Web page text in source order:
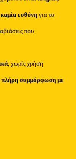
ευθύνη για το
που
, χωρίς χρήση
πλήρη συμμόρφωση με